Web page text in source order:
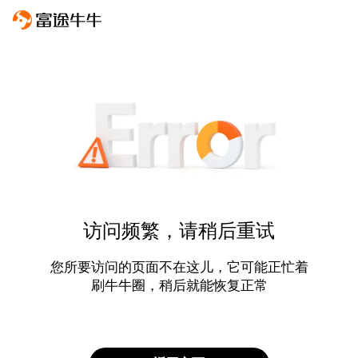
访问频繁，请稍后重试
您所要访问的页面不在这儿，它可能正忙着
刷牛牛圈，稍后就能恢复正常